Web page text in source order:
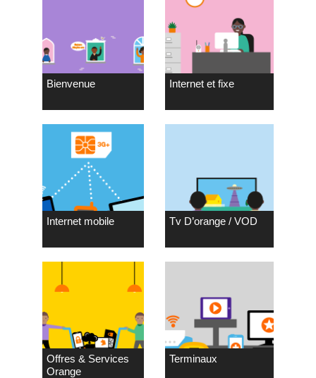
Bienvenue Internet et fixe
Internet mobile Tv D’orange / VOD
Offres & Services
Orange
Terminaux